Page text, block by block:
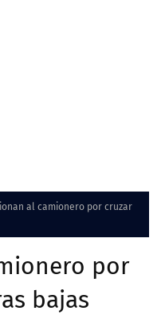
al camionero por cruzar
por
bajas